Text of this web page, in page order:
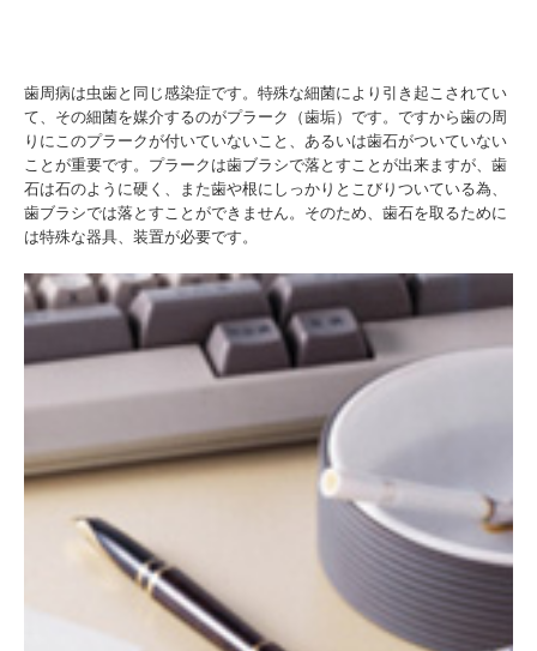
歯周病は虫歯と同じ感染症です。特殊な細菌により引き起こされてい
て、その細菌を媒介するのがプラーク（歯垢）です。ですから歯の周
りにこのプラークが付いていないこと、あるいは歯石がついていない
ことが重要です。プラークは歯ブラシで落とすことが出来ますが、歯
石は石のように硬く、また歯や根にしっかりとこびりついている為、
歯ブラシでは落とすことができません。そのため、歯石を取るために
は特殊な器具、装置が必要です。